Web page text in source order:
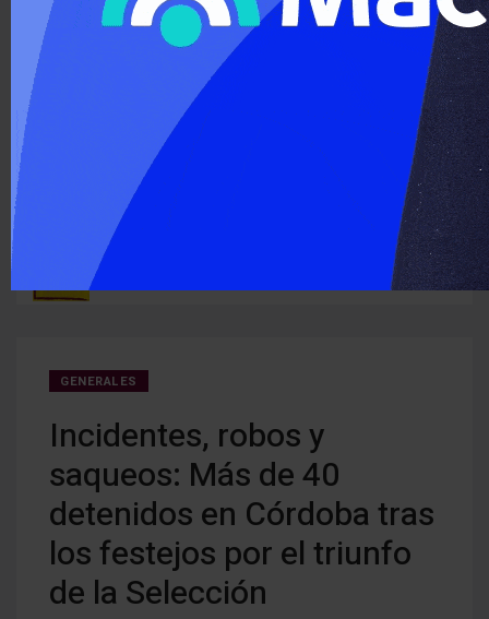
ÚLTIMO MOMENTO :
Detectan cocaína oculta en carne que iba a ser entregada a
›
GENERALES
Incidentes, robos y
saqueos: Más de 40
detenidos en Córdoba tras
los festejos por el triunfo
de la Selección